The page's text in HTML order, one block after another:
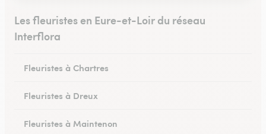
Les fleuristes en Eure-et-Loir du réseau
Interflora
Fleuristes à Chartres
Fleuristes à Dreux
Fleuristes à Maintenon